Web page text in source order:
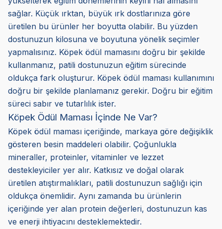
sağlar. Küçük ırktan, büyük ırk dostlarınıza göre
üretilen bu ürünler her boyutta olabilir. Bu yüzden
dostunuzun kilosuna ve boyutuna yönelik seçimler
yapmalısınız. Köpek ödül mamasını doğru bir şekilde
kullanmanız, patili dostunuzun eğitim sürecinde
oldukça fark oluşturur. Köpek ödül maması kullanımını
doğru bir şekilde planlamanız gerekir. Doğru bir eğitim
süreci sabır ve tutarlılık ister.
Köpek Ödül Maması İçinde Ne Var?
Köpek ödül maması içeriğinde, markaya göre değişiklik
gösteren besin maddeleri olabilir. Çoğunlukla
mineraller, proteinler, vitaminler ve lezzet
destekleyiciler yer alır. Katkısız ve doğal olarak
üretilen atıştırmalıkları, patili dostunuzun sağlığı için
oldukça önemlidir. Aynı zamanda bu ürünlerin
içeriğinde yer alan protein değerleri, dostunuzun kas
ve enerji ihtiyacını desteklemektedir.